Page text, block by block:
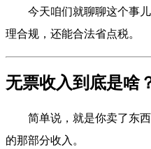
今天咱们就聊聊这个事
理合规，还能合法省点税。
无票收入到底是啥
简单说，就是你卖了东
的那部分收入。